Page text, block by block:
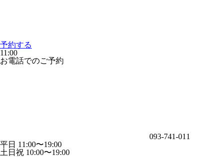
予約する
11:00
お電話でのご予約
093-741-011
平日 11:00〜19:00
土日祝 10:00〜19:00